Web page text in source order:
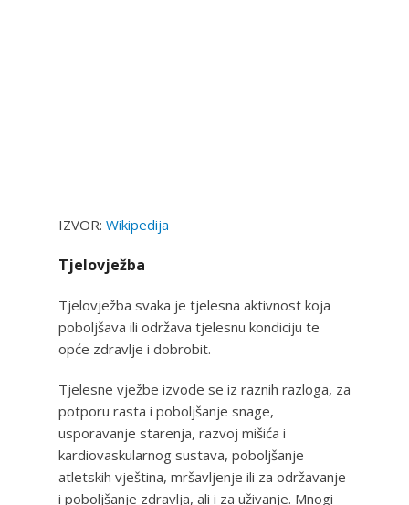
IZVOR: Wikipedija
Tjelovježba
Tjelovježba svaka je tjelesna aktivnost koja
poboljšava ili održava tjelesnu kondiciju te
opće zdravlje i dobrobit.
Tjelesne vježbe izvode se iz raznih razloga, za
potporu rasta i poboljšanje snage,
usporavanje starenja, razvoj mišića i
kardiovaskularnog sustava, poboljšanje
atletskih vještina, mršavljenje ili za održavanje
i poboljšanje zdravlja, ali i za uživanje. Mnogi